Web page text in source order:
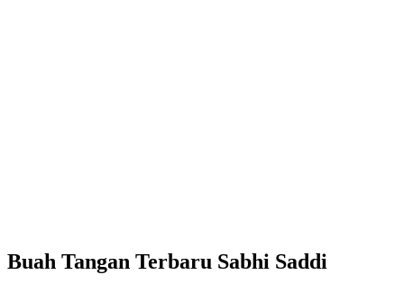
Buah Tangan Terbaru Sabhi Saddi